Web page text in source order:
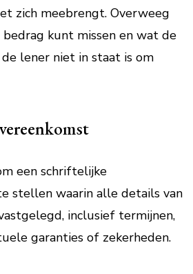
zich meebrengt. Overweeg
kunt missen en wat de
lener niet in staat is om
een schriftelijke
stellen waarin alle details van
inclusief termijnen,
garanties of zekerheden.